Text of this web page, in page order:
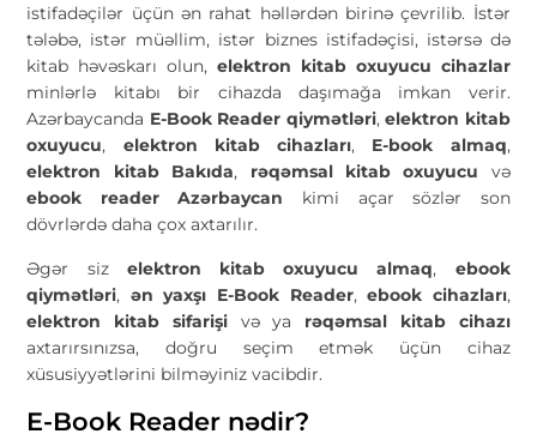
istifadəçilər üçün ən rahat həllərdən birinə çevrilib. İstər
tələbə, istər müəllim, istər biznes istifadəçisi, istərsə də
kitab həvəskarı olun, elektron kitab oxuyucu cihazlar
minlərlə kitabı bir cihazda daşımağa imkan verir.
Azərbaycanda E-Book Reader qiymətləri,elektron kitab
oxuyucu, elektron kitab cihazları, E-book almaq,
elektron kitab Bakıda, rəqəmsal kitab oxuyucu və
ebook reader Azərbaycan kimi açar sözlər son
dövrlərdə daha çox axtarılır.
Əgər siz elektron kitab oxuyucu almaq, ebook
qiymətləri, ən yaxşı E-Book Reader,ebook cihazları,
elektron kitab sifarişivə ya rəqəmsal kitab cihazı
axtarırsınızsa, doğru seçim etmək üçün cihaz
xüsusiyyətlərini bilməyiniz vacibdir.
E-Book Reader nədir?